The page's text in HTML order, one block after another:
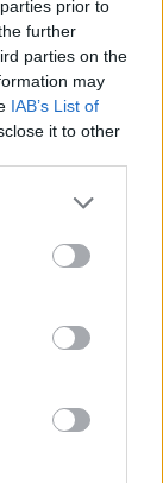
prior to
further
parties on the
may
IAB’s List of
it to other
more Google
may click to
tags to
below Google
για
όσο θα
και ο
που
–διάβασέ